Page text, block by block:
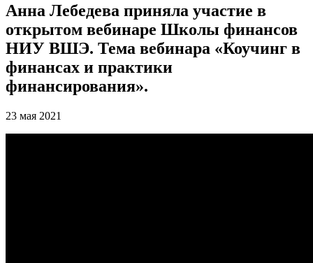
Анна Лебедева приняла участие в
открытом вебинаре Школы финансов
НИУ ВШЭ. Тема вебинара «Коучинг в
финансах и практики
финансирования».
23 мая 2021